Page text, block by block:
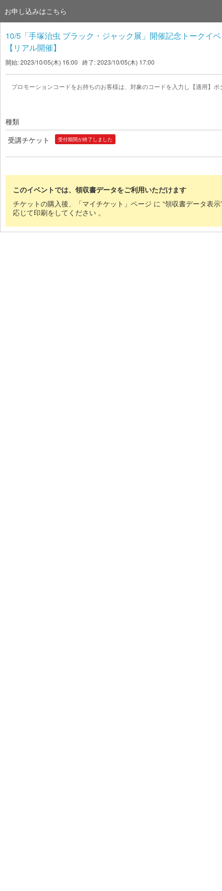
お申し込みはこちら
10/5「手塚治虫 ブラック・ジャック展」開催記念トークイ
【リアル開催】
開始: 2023/10/05(木) 16:00 終了: 2023/10/05(木) 17:00
プロモーションコードをお持ちのお客様は、対象のコードを入力し【適用】
種類
受講チケット
受付期間が終了しました
このイベントでは、領収書データをご利用いただけます
チケットの購入後、「マイチケット」ページ に “領収書データ表
応じて印刷をしてください 。